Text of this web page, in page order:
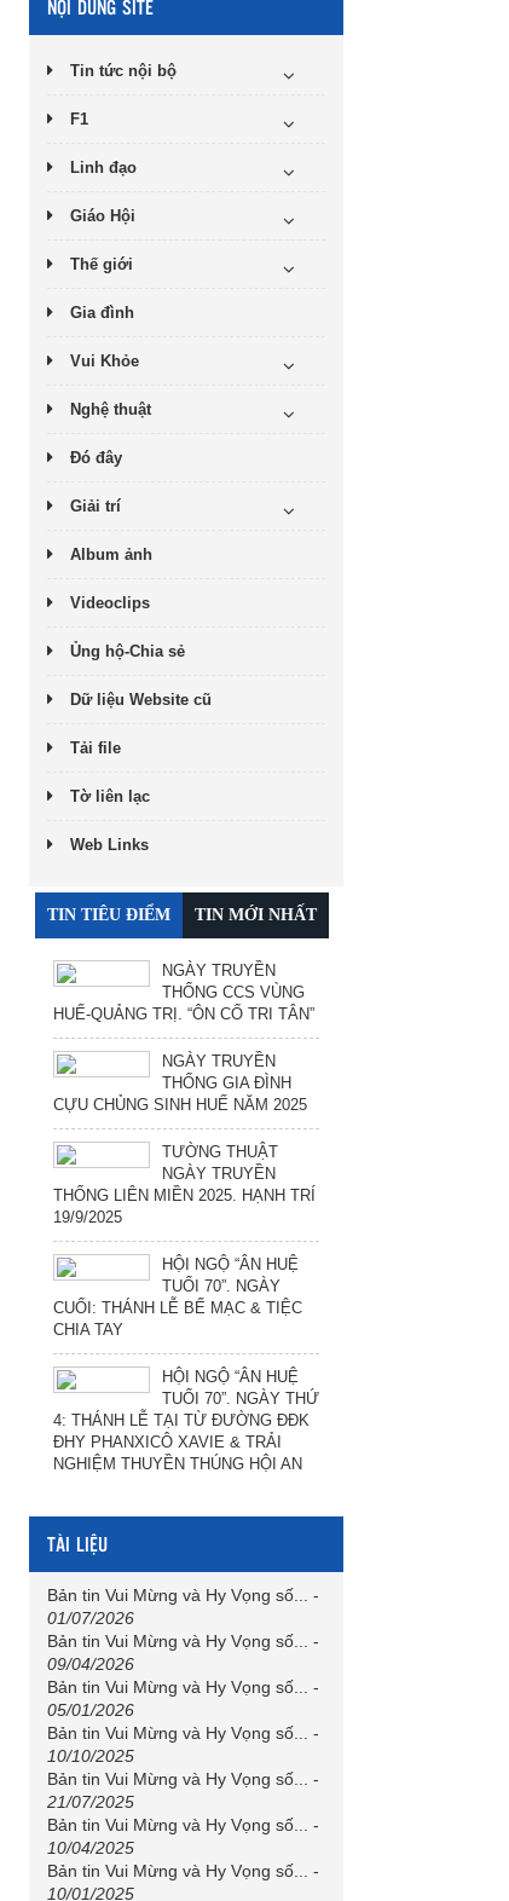
NỘI DUNG SITE
Tin tức nội bộ
F1
Linh đạo
Giáo Hội
Thế giới
Gia đình
Vui Khỏe
Nghệ thuật
Đó đây
Giải trí
Album ảnh
Videoclips
Ủng hộ-Chia sẻ
Dữ liệu Website cũ
Tải file
Tờ liên lạc
Web Links
TIN TIÊU ĐIỂM TIN MỚI NHẤT
NGÀY TRUYỀN
THỐNG CCS VÙNG
HUẾ-QUẢNG TRỊ. “ÔN CỐ TRI TÂN”
NGÀY TRUYỀN
THỐNG GIA ĐÌNH
CỰU CHỦNG SINH HUẾ NĂM 2025
TƯỜNG THUẬT
NGÀY TRUYỀN
THỐNG LIÊN MIỀN 2025. HẠNH TRÍ
19/9/2025
HỘI NGỘ “ÂN HUỆ
TUỔI 70”. NGÀY
CUỐI: THÁNH LỄ BẾ MẠC & TIỆC
CHIA TAY
HỘI NGỘ “ÂN HUỆ
TUỔI 70”. NGÀY THỨ
4: THÁNH LỄ TẠI TỪ ĐƯỜNG ĐĐK
ĐHY PHANXICÔ XAVIE & TRẢI
NGHIỆM THUYỀN THÚNG HỘI AN
TÀI LIỆU
Bản tin Vui Mừng và Hy Vọng số...
-
01/07/2026
Bản tin Vui Mừng và Hy Vọng số...
-
09/04/2026
Bản tin Vui Mừng và Hy Vọng số...
-
05/01/2026
Bản tin Vui Mừng và Hy Vọng số...
-
10/10/2025
Bản tin Vui Mừng và Hy Vọng số...
-
21/07/2025
Bản tin Vui Mừng và Hy Vọng số...
-
10/04/2025
Bản tin Vui Mừng và Hy Vọng số...
-
10/01/2025